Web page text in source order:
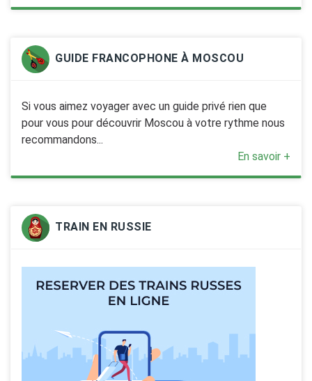
GUIDE FRANCOPHONE À MOSCOU
Si vous aimez voyager avec un guide privé rien que
pour vous pour découvrir Moscou à votre rythme nous
recommandons...
En savoir +
TRAIN EN RUSSIE